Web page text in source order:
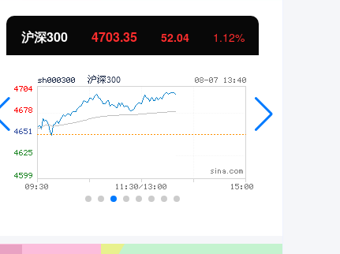
沪深300 4703.35 52.04 1.12%